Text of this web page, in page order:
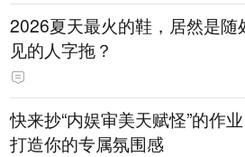
2026夏天最火的鞋，居然是随
见的人字拖？
快来抄“内娱审美天赋怪”的作业
打造你的专属氛围感